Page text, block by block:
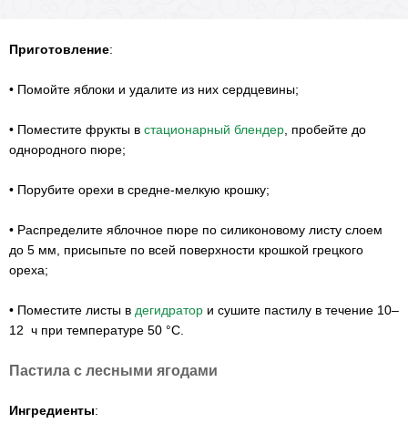
Приготовление:
• Помойте яблоки и удалите из них сердцевины;
• Поместите фрукты в стационарный блендер , пробейте до
однородного пюре;
• Порубите орехи в средне-мелкую крошку;
• Распределите яблочное пюре по силиконовому листу слоем
до 5 мм, присыпьте по всей поверхности крошкой грецкого
ореха;
• Поместите листы в дегидратор и сушите пастилу в течение 10–
12 ч при температуре 50 °С.
Пастила с лесными ягодами
Ингредиенты: